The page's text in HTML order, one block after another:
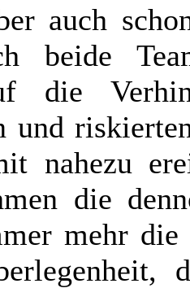
auch
beide
die
und
nahezu
die
mehr